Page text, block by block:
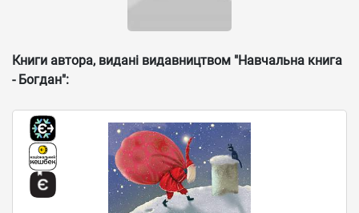
Книги автора, видані видавництвом "Навчальна книга
- Богдан":